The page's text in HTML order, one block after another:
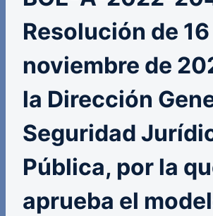
Resolución de
noviembre de
la Dirección
Seguridad
Pública, por la
aprueba el